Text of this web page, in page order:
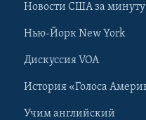
Новости США за минуту
Нью-Йорк New York
Дискуссия VOA
История «Голоса
Учим английский